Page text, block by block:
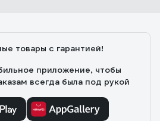
товары с гарантией!
приложение, чтобы
всегда была под рукой